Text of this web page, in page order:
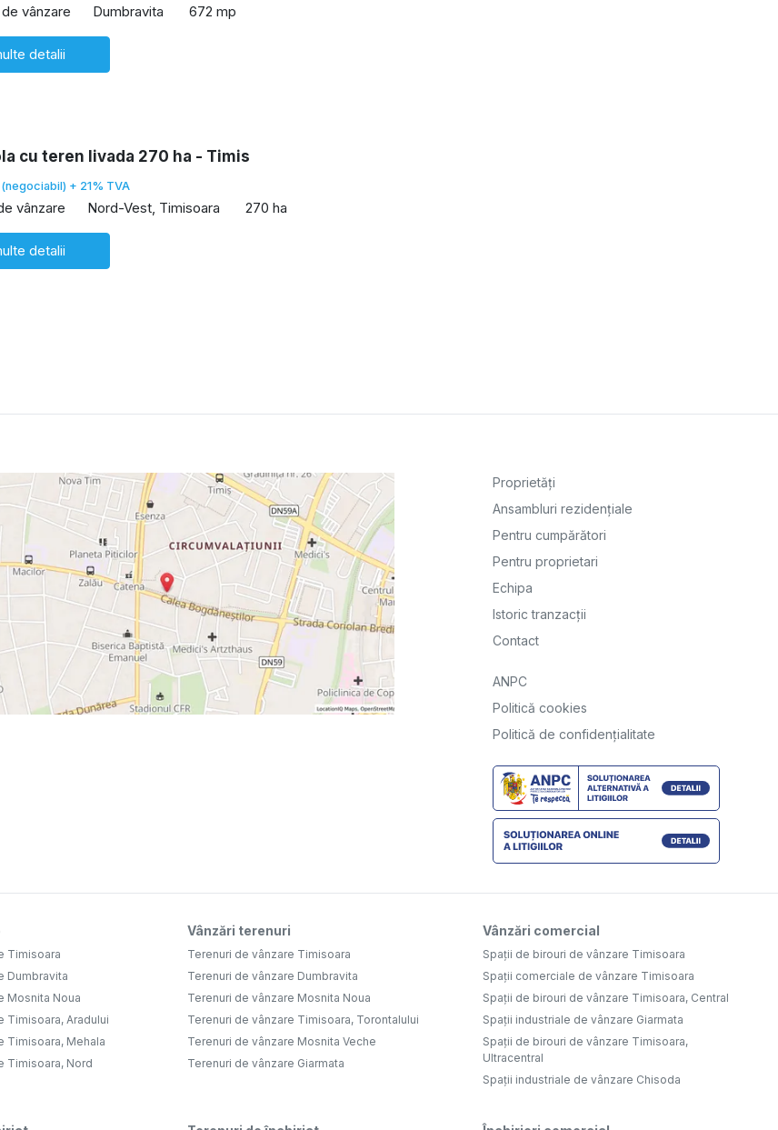
vânzare Dumbravita 672 mp
detalii
cu teren livada 270 ha - Timis
(negociabil) + 21% TVA
vânzare Nord-Vest, Timisoara 270 ha
detalii
Proprietăți
Ansambluri rezidențiale
Pentru cumpărători
Pentru proprietari
Echipa
Istoric tranzacții
Contact
ANPC
Politică cookies
Politică de confidențialitate
Timisoara
Dumbravita
Mosnita Noua
Timisoara, Aradului
Timisoara, Mehala
Timisoara, Nord
Vânzări terenuri
Terenuri de vânzare Timisoara
Terenuri de vânzare Dumbravita
Terenuri de vânzare Mosnita Noua
Terenuri de vânzare Timisoara, Torontalului
Terenuri de vânzare Mosnita Veche
Terenuri de vânzare Giarmata
Vânzări comercial
Spații de birouri de vânzare Timisoara
Spații comerciale de vânzare Timisoara
Spații de birouri de vânzare Timisoara, Central
Spații industriale de vânzare Giarmata
Spații de birouri de vânzare Timisoara,
Ultracentral
Spații industriale de vânzare Chisoda